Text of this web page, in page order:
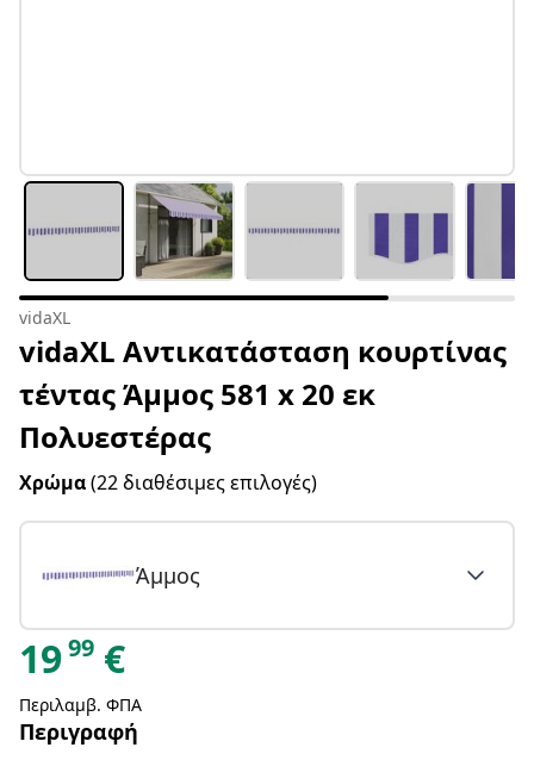
vidaXL
vidaXL Αντικατάσταση κουρτίνας
τέντας Άμμος 581 x 20 εκ
Πολυεστέρας
Χρώμα(22 διαθέσιμες επιλογές)
Άμμος
1999 €
Περιλαμβ. ΦΠΑ
Περιγραφή